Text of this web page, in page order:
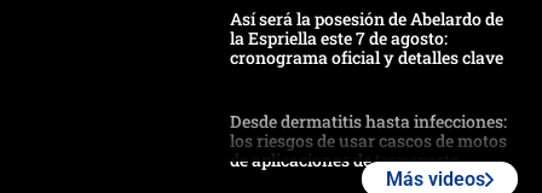
Así será la posesión de Abelardo de
la Espriella este 7 de agosto:
cronograma oficial y detalles clave
Desde dermatitis hasta infecciones:
los riesgos de usar cascos de motos
de aplicaciones de transporte
Más videos